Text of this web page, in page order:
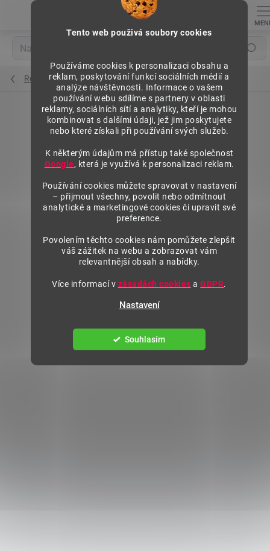
Tento web použivá soubory cookies
Používáme cookies k personalizaci obsahu a
reklam, poskytování funkcí sociálních médií a
analýze návštěvnosti. Informace o vašem
používání webu sdílíme s partnery v oblasti
reklamy, sociálních sítí a analytiky, kteří je mohou
kombinovat s dalšími údaji, jež jim poskytujete
nebo které získali při používání svých služeb.
K některým údajům má přístup také společnost
Google, která je využívá k personalizaci reklam.
Používání cookies můžete spravovat v nastavení
– přijmout všechny, povolit nebo odmítnout
analytické a marketingové cookies či upravit své
preference.
Povolením těchto cookies nám pomůžete zlepšit
váš zážitek na webu a zobrazovat vám
relevantnější obsah a nabídky.
Více informací v zásadách cookies aGDPR.
Nastavení
Souhlasím
Hledat
Regály výška 1840 mm, základní moduly